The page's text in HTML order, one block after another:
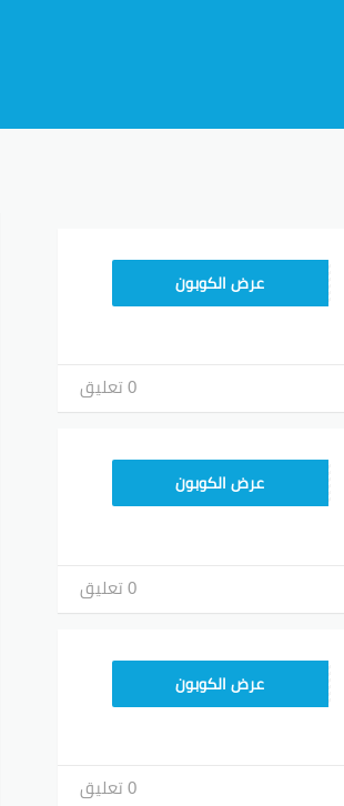
عرض الكوبون
0 تعليق
SSA50عرض الكوبون
0 تعليق
عرض الكوبون
0 تعليق